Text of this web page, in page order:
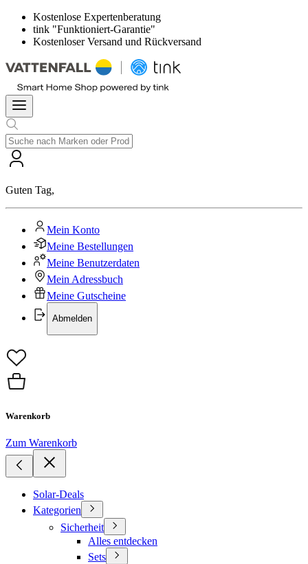
Kostenlose Expertenberatung
tink "Funktioniert-Garantie"
Kostenloser Versand und Rückversand
Guten Tag,
Mein Konto
Meine Bestellungen
Meine Benutzerdaten
Mein Adressbuch
Meine Gutscheine
Abmelden
Warenkorb
Zum Warenkorb
Solar-Deals
Kategorien
Sicherheit
Alles entdecken
Sets